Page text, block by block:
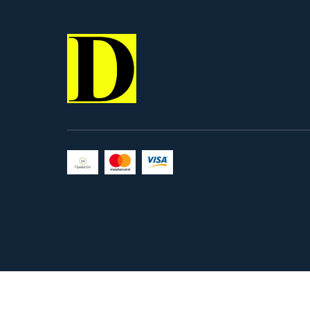
Магазин сумісний з: Рпк 74/74-
м, АК 74/74-м, АКС 74-у, АК -
105, Сайга, МК - 5.45, ВП - 148..